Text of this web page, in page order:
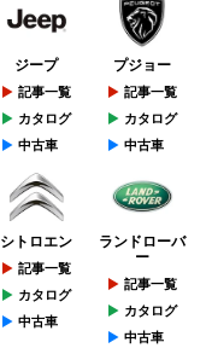
ジープ
記事一覧
カタログ
中古車
プジョー
記事一覧
カタログ
中古車
シトロエン
記事一覧
カタログ
中古車
ランドローバ
ー
記事一覧
カタログ
中古車